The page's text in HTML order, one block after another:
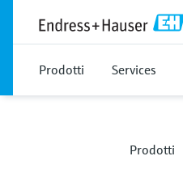
Prodotti Services
Prodotti